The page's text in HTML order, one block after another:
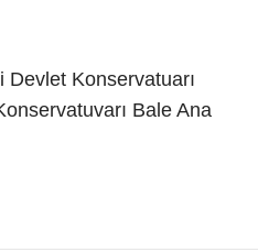
Devlet Konservatuarı
Bale Ana